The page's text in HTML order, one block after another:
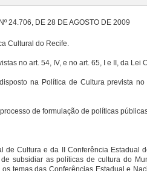
24.706, DE 28 DE AGOSTO DE 2009
Cultural do Recife.
no art. 54, IV, e no art. 65, I e II, da Lei
na Política de Cultura prevista
de formulação de políticas
Cultura e da II Conferência Estadual
subsidiar as políticas de cultura do